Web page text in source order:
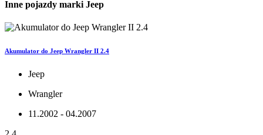
Inne pojazdy marki Jeep
Akumulator do Jeep Wrangler II 2.4
Jeep
Wrangler
11.2002 - 04.2007